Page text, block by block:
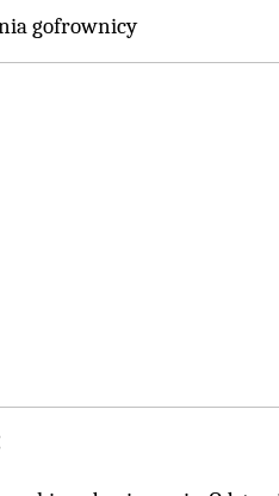
gofrownicy